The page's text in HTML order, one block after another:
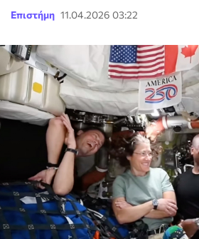
Επιστήμη 11.04.2026 03:22